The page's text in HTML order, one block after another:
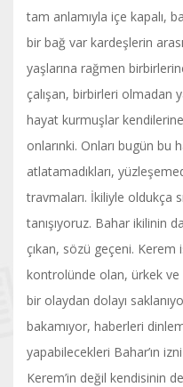
tam anlamıyla içe kapalı,
bir bağ var kardeşlerin
yaşlarına rağmen
çalışan, birbirleri olmadan
hayat kurmuşlar
onlarınki. Onları bugün bu
atlatamadıkları,
travmaları. İkiliyle oldukça
tanışıyoruz. Bahar ikilinin
çıkan, sözü geçeni. Kerem
kontrolünde olan, ürkek
bir olaydan dolayı
bakamıyor, haberleri
yapabilecekleri Bahar’ın
Kerem’in değil kendisinin